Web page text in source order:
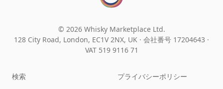
© 2026 Whisky Marketplace Ltd.
128 City Road, London, EC1V 2NX, UK · 会社番号 17204643 ·
VAT 519 9116 71
検索 プライバシーポリシー